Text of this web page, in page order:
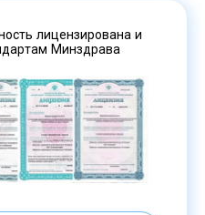
лицензирована и
Минздрава